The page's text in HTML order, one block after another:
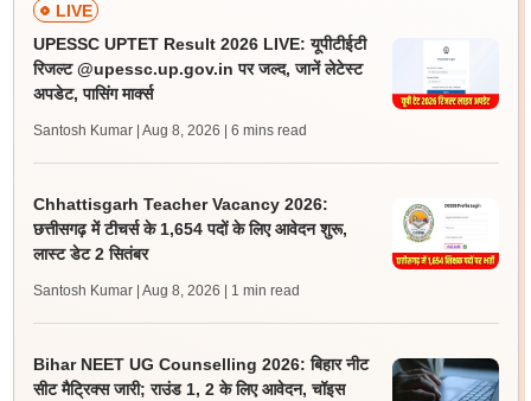
LIVE
UPESSC UPTET Result 2026 LIVE: यूपीटीईटी
रिजल्ट @upessc.up.gov.in पर जल्द, जानें लेटेस्ट
अपडेट, पासिंग मार्क्स
Santosh Kumar | Aug 8, 2026 | 6 mins read
Chhattisgarh Teacher Vacancy 2026:
छत्तीसगढ़ में टीचर्स के 1,654 पदों के लिए आवेदन शुरू,
लास्ट डेट 2 सितंबर
Santosh Kumar | Aug 8, 2026 | 1 min read
Bihar NEET UG Counselling 2026: बिहार नीट
सीट मैट्रिक्स जारी; राउंड 1, 2 के लिए आवेदन, चॉइस